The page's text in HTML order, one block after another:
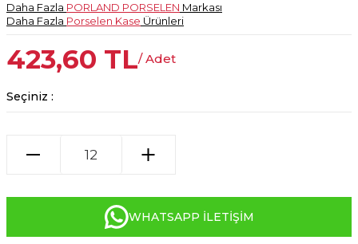
Daha Fazla PORLAND PORSELEN Markası
Daha Fazla Porselen Kase Ürünleri
423,60 TL/ Adet
Seçiniz :
WHATSAPP İLETIŞIM